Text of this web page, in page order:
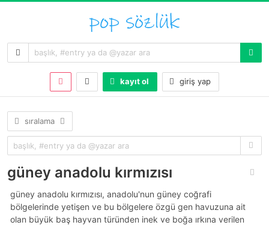
kayıt ol giriş yap
sıralama
güney anadolu kırmızısı
güney anadolu kırmızısı, anadolu'nun güney coğrafi
bölgelerinde yetişen ve bu bölgelere özgü gen havuzuna ait
olan büyük baş hayvan türünden inek ve boğa ırkına verilen